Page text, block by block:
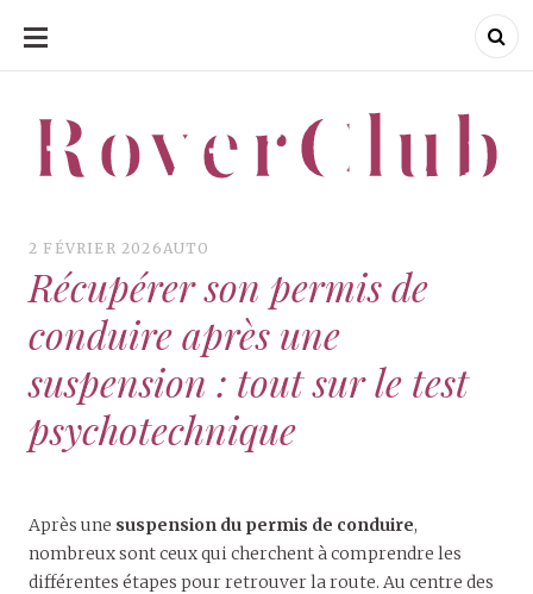
ALLER
CONTENU
RoverClub
RoverClub
2 FÉVRIER 2026 AUTO
Récupérer son permis de
conduire après une
suspension : tout sur le test
psychotechnique
Après une suspension du permis de conduire,
nombreux sont ceux qui cherchent à comprendre les
différentes étapes pour retrouver la route. Au centre des